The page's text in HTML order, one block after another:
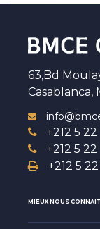
63,Bd
Casablanca,
+212 5 22
+212 5
+212 5
MIEUX NOUS